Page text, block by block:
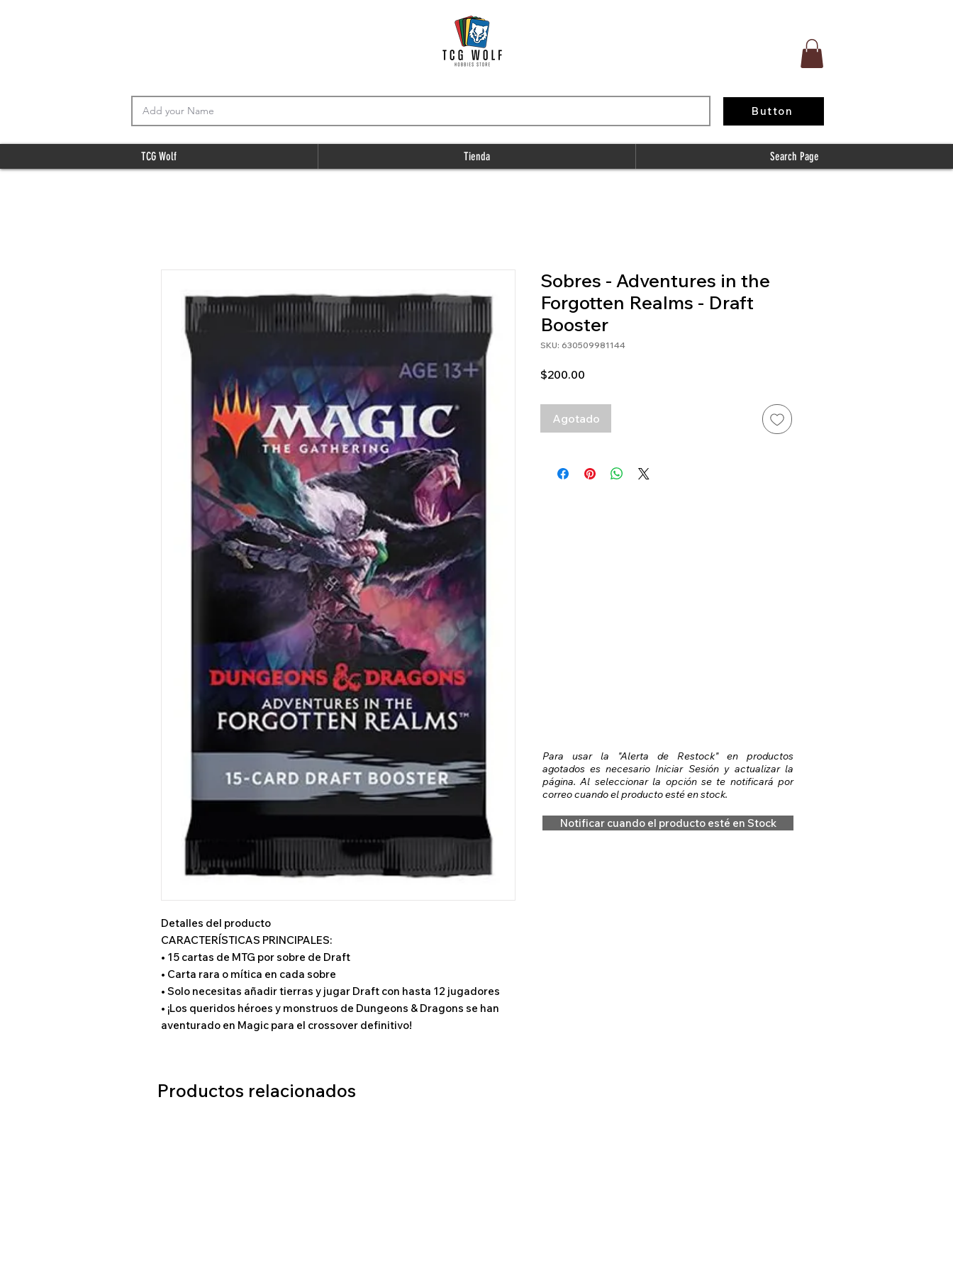
Button
TCG Wolf Tienda Search Page
Detalles del producto
CARACTERÍSTICAS PRINCIPALES:
• 15 cartas de MTG por sobre de Draft
• Carta rara o mítica en cada sobre
• Solo necesitas añadir tierras y jugar Draft con hasta 12 jugadores
• ¡Los queridos héroes y monstruos de Dungeons & Dragons se han
aventurado en Magic para el crossover definitivo!
Sobres - Adventures in the
Forgotten Realms - Draft
Booster
SKU: 630509981144
$200.00
Agotado
Notificar cuando el producto esté en Stock
Para usar la "Alerta de Restock" en productos
agotados es necesario Iniciar Sesión y actualizar la
página. Al seleccionar la opción se te notificará por
correo cuando el producto esté en stock.
Productos relacionados